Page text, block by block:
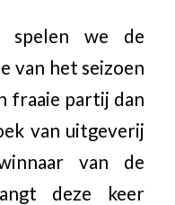
spelen we de
van het seizoen
fraaie partij dan
van uitgeverij
van de
deze keer